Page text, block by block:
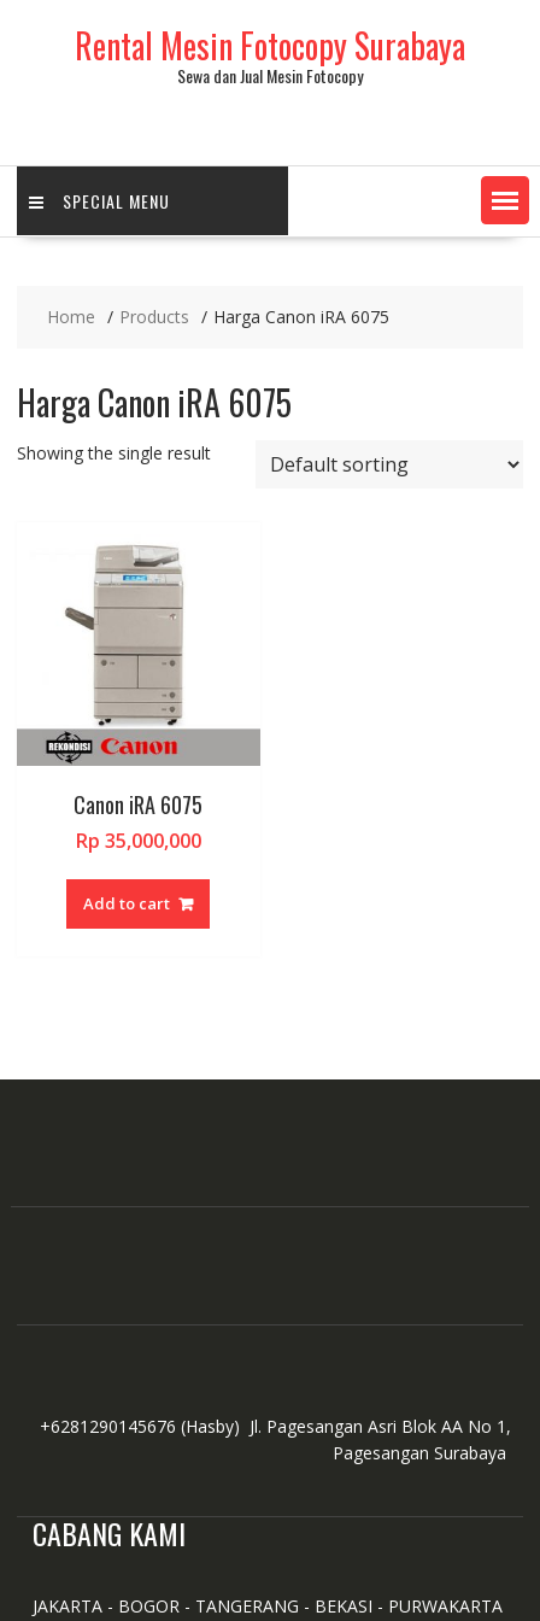
Rental Mesin Fotocopy Surabaya
Sewa dan Jual Mesin Fotocopy
SPECIAL MENU
Home Products Harga Canon iRA 6075
Harga Canon iRA 6075
Showing the single result
Canon iRA 6075
Rp 35,000,000
Add to cart
+6281290145676 (Hasby) Jl. Pagesangan Asri Blok AA No 1,
Pagesangan Surabaya
CABANG KAMI
JAKARTA - BOGOR - TANGERANG - BEKASI - PURWAKARTA